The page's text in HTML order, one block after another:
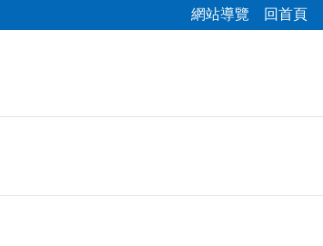
網站導覽 回首頁